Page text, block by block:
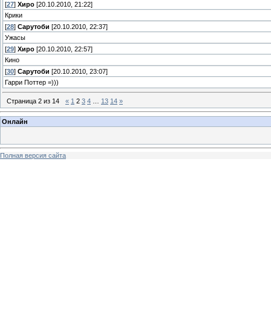
[27] Хиро [20.10.2010, 21:22]
Крики
[28] Сарутоби [20.10.2010, 22:37]
Ужасы
[29] Хиро [20.10.2010, 22:57]
Кино
[30] Сарутоби [20.10.2010, 23:07]
Гарри Поттер =)))
Страница 2 из 14 « 1 2 3 4 13 14 »
Онлайн
Полная версия сайта